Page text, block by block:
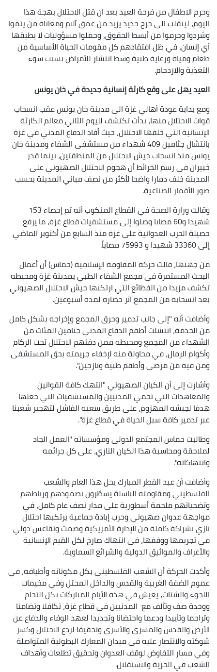
وحرم الاطفال من فرحة العيد بعد ان قتل الاحتلال بهجة هذا
اليوم، لينقلب الى جرح جديد يزيد من عمق آلام ومعاناة من يتموا
وشردوا وحرموا من أبسط الحقوق، وحملوا مسؤوليات لا يطيقها
أي إنسان، في ظل افتقادهم كل مقومات الحياة الأساسية من
طعام ومياه ورعاية طبية وسط انتشار للأمراض بسبب سوء
التغذية والازدحام.
العيد يهل على وقع كارثة إنسانية جديدة في خان يونس
ومع بدابة عودة أهالي غزة الى مدينة خان يونس عقب انسحاب
قوات الاحتلال منها، بدأت تكتشف لليوم الثاني معالم الكارثة
الإنسانية التي خلفها الاحتلال، حيث أفاد الدفاع المدني في غزة
بانتشال جثامين 409 شهداء من مستشفى الشفاء ومدينة خان
يونس منذ انسحاب جيش الاحتلال من المنطقتين، بينما قدر
خبيران في رسم الخرائط أن هجوم الاحتلال الصهيوني على
المدينة خلف دمارا واضحا لأكثر من نصف مباني المدينة بحسب
صور الأقمار الصناعية.
وقالت وزارة الصحة في القطاع المنكوب أنه تم إحصاء 153
شهيدا و60 مصابا وصلوا إلى مستشفيات قطاع غزة، ما يرفع
حصيلة الحرب العدوانية على غزة منذ السابع من أكتوبر الماضي
إلى 33360 شهيدا و 75993 مصاباً.
من جهتها، قالت حركة المقاومة الإسلامية (حماس) أن أعمال
البحث المستمرة في مجمع الشفاء الطبي بمدينة غزة ومحيطه
تكشف مزيدا من الفظائع التي ارتكبها جيش الاحتلال الصهيوني
بعد انسحابه من المجمع اثر حصاره لمدة أسبوعين.
وأضافت أنه "إلى جانب تدمير وحرق المجمع وإخراجه بشكل كامل
من الخدمة، انتشلت أطقم الدفاع المدني جثامين المئات من
الشهداء من المجمع ومحيطه ممن دفنهم الاحتلال تحت الركام
وأكوام الرمال، في محاولة منه لإخفاء جريمته بحق المستشفى
ومن فيه من مرضى وأطقم طبية ونازحين".
وأشارت إلى أن الكيان الصهيوني "انتهك كافة القوانين
والمعاهدات التي تحمي المدنيين والمستشفيات التي جعلها
هدفا لجيشه المهزوم، على طريق سعيه الفاشل لتهجير شعبنا
عبر تدمير كافة سبل الحياة في قطاع غزة".
وطالبت حماس المجتمع الدولي ومؤسساته "العمل الجاد
لملاحقة ومحاسبة هذا الكيان النازي، على كل جرائمه
وانتهاكاته".
وأضافت أن عيد الفطر المبارك يحل هذا العام والشعب
الفلسطيني ومقاومته الباسلة يسطّرون بصمودهم ورباطهم
وتضحياتهم ملحمة أسطورية على مدار نصف عام كامل، في
مواجهة عدوان صهيوني وحرب إبادة جماعية يرتكبها احتلال
نازي بشراكة كاملة من الإدارة الأمريكية وصمت وتقاعس دولي
في تجريمها ووقفها، في انتهاك صارخ لكل القيم الإنسانية
والأعراف والمواثيق الدولية والشرائع السماوية.
وأكدت الحركة أن الشعب الفلسطيني بكل مكوناته وأطيافه، في
عموم الضفة الغربية والقدس والداخل المحتل وفي مخيمات
اللجوء والشتات، يعيش في هذه الأيام المباركات بكل التحام
ووحدة صف وتآلف مع المدنيين في قطاع غزة، تكافلا وتضامنا
وتراحما وتأييدا ودعما واحتضانا وتجديدا لعهد الوفاء والدفاع عن
الأرض والقدس والمسرى والأسرى وتحقيقا لردع الاحتلال وكسر
شوكته والانتصار عليه في ميدان المعارك البطولية المتواصلة
وفي مسار التفاوض لوقف العدوان وتحقيق تطلعات وأهداف
الشعب في الحرية والاستقلال.